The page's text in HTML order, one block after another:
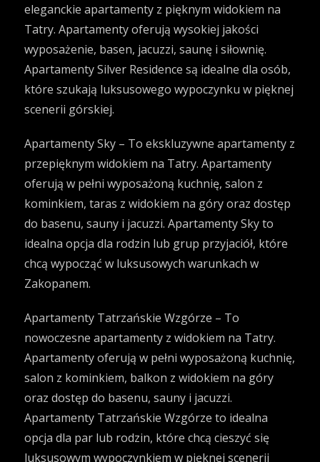
eleganckie apartamenty z pięknym widokiem na
Tatry. Apartamenty oferują wysokiej jakości
wyposażenie, basen, jacuzzi, saunę i siłownię.
Apartamenty Silver Residence są idealne dla osób,
które szukają luksusowego wypoczynku w pięknej
scenerii górskiej.
Apartamenty Sky – To ekskluzywne apartamenty z
przepięknym widokiem na Tatry. Apartamenty
oferują w pełni wyposażoną kuchnię, salon z
kominkiem, taras z widokiem na góry oraz dostęp
do basenu, sauny i jacuzzi. Apartamenty Sky to
idealna opcja dla rodzin lub grup przyjaciół, które
chcą wypocząć w luksusowych warunkach w
Zakopanem.
Apartamenty Tatrzańskie Wzgórze – To
nowoczesne apartamenty z widokiem na Tatry.
Apartamenty oferują w pełni wyposażoną kuchnię,
salon z kominkiem, balkon z widokiem na góry
oraz dostęp do basenu, sauny i jacuzzi.
Apartamenty Tatrzańskie Wzgórze to idealna
opcja dla par lub rodzin, które chcą cieszyć się
luksusowym wypoczynkiem w pięknej scenerii